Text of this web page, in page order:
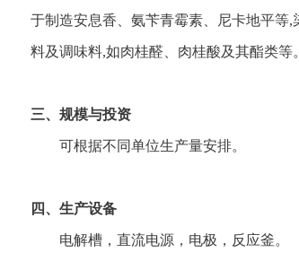
于制造安息香、氨苄青霉素、尼卡地平等,
料及调味料,如肉桂醛、肉桂酸及其酯类等。
三、规模与投资
可根据不同单位生产量安排。
四、生产设备
电解槽，直流电源，电极，反应釜。